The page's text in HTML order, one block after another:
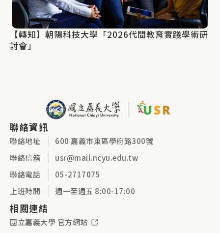
【轉知】朝陽科技大學「2026代間教育實踐學術研
討會」
聯絡資訊
聯絡地址
600 嘉義市東區學府路300號
聯絡信箱
usr@mail.ncyu.edu.tw
聯絡電話
05-2717075
上班時間
週一至週五 8:00-17:00
相關連結
國立嘉義大學 官方網站